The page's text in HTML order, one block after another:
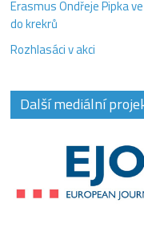
Erasmus Ondřeje Pipka
do krekrů
Rozhlasáci v akci
Další mediální